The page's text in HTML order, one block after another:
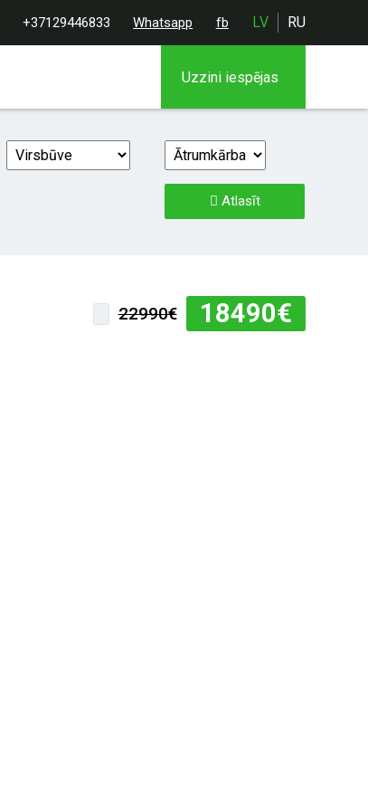
+37129446833 Whatsapp fb LV RU
Uzzini iespējas
Atlasīt
22990€ 18490€